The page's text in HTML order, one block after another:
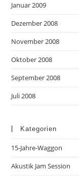
Januar 2009
Dezember 2008
November 2008
Oktober 2008
September 2008
Juli 2008
Kategorien
15-Jahre-Waggon
Akustik Jam Session